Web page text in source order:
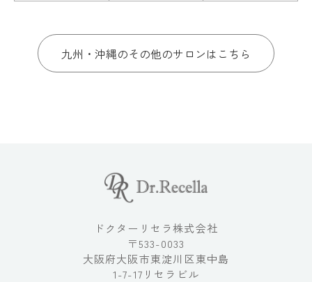
九州・沖縄のその他のサロンはこちら
ドクターリセラ株式会社
〒533-0033
大阪府大阪市東淀川区東中島
1-7-17リセラビル